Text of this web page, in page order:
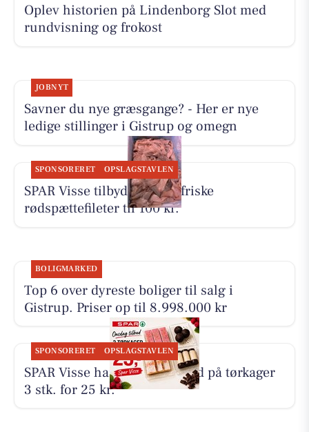
Oplev historien på Lindenborg Slot med
rundvisning og frokost
JOBNYT
Savner du nye græsgange? - Her er nye
ledige stillinger i Gistrup og omegn
SPONSORERET OPSLAGSTAVLEN
SPAR Visse tilbyder 500 g friske
rødspættefileter til 100 kr.
BOLIGMARKED
Top 6 over dyreste boliger til salg i
Gistrup. Priser op til 8.998.000 kr
SPONSORERET OPSLAGSTAVLEN
SPAR Visse har onsdagstilbud på tørkager
3 stk. for 25 kr.